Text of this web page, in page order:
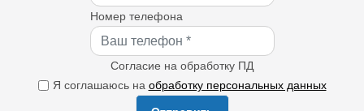
Номер телефона
Согласие на обработку ПД
Я соглашаюсь на обработку персональных данных